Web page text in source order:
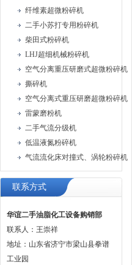
纤维素超微粉碎机
二手小苏打专用粉碎机
柴田式粉碎机
LHJ超细机械粉碎机
空气分离重压研磨式超微粉碎机
撕碎机
空气分离式重压研磨超微粉碎机
雷蒙磨粉机
二手气流分级机
低温液氮粉碎机
气流流化床对撞式、涡轮粉碎机
联系方式
华谊二手油脂化工设备购销部
联系人：王崇祥
地址：山东省济宁市梁山县拳谱
工业园